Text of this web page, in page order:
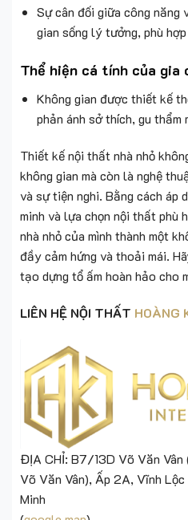
Sự cân đối giữa công năng
gian sống lý tưởng, phù
Thể hiện cá tính của gia
Không gian được thiết kế
phản ánh sở thích, gu thẩm
Thiết kế nội thất nhà nhỏ
không gian mà còn là nghệ
và sự tiện nghi. Bằng cách áp
minh và lựa chọn nội thất phù
nhà nhỏ của mình thành một
đầy cảm hứng và thoải mái.
tạo dựng tổ ấm hoàn hảo cho
LIÊN HỆ NỘI THẤT HOÀNG
ĐỊA CHỈ: B7/13D Võ Văn Vân
Võ Văn Vân), Ấp 2A, Vĩnh Lộc
Minh